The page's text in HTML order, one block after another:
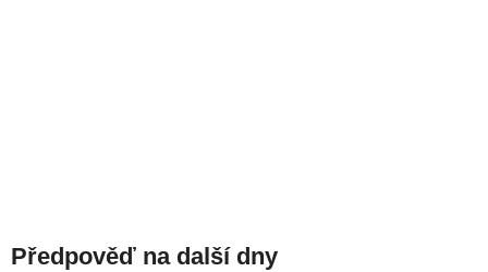
Předpověď na další dny